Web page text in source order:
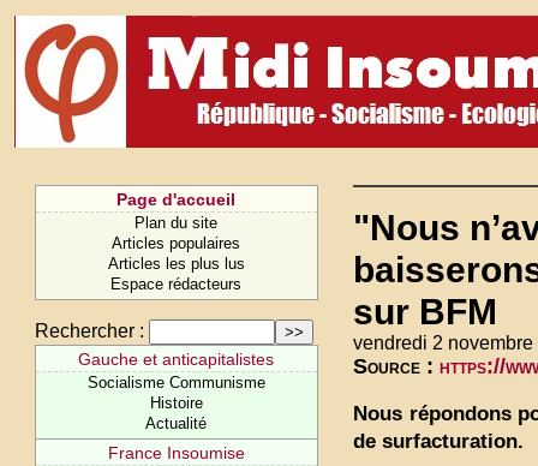
Page d'accueil
Plan du site
Articles populaires
Articles les plus lus
Espace rédacteurs
Rechercher :
Gauche et anticapitalistes
Socialisme Communisme
Histoire
Actualité
France Insoumise
"Nous
sur BFM
vendredi 2 novembre
Source : https://
Nous répondons
de surfacturation.